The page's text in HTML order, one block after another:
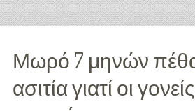
Διασκέδαση
Εκπαίδευση
Βάπτιση
Μωρό 7 μηνών
ασιτία γιατί οι γονείς